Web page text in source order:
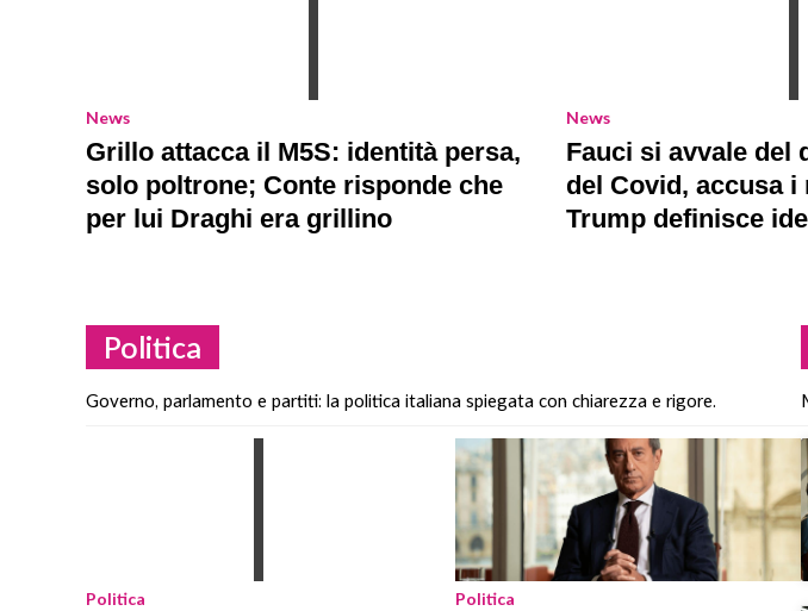
News
Grillo attacca il M5S: identità persa,
solo poltrone; Conte risponde che
per lui Draghi era grillino
News
Fauci si avvale del
del Covid, accusa
Trump definisce
Politica
Governo, parlamento e partiti: la politica italiana spiegata con chiarezza e rigore.
Politica Politica